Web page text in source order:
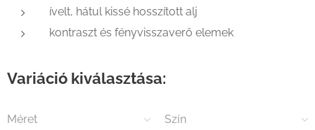
ívelt, hátul kissé hosszított alj
kontraszt és fényvisszaverő elemek
Variáció kiválasztása:
Méret Szín